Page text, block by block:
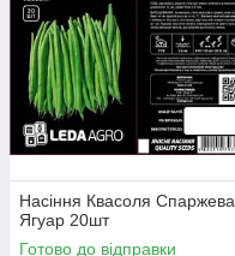
Насіння Квасоля Спаржева
Ягуар 20шт
Готово до відправки